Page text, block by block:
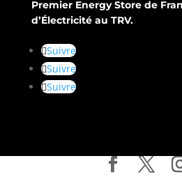
Premier Energy Store de
d’Électricité au TRV.
Suivre
Suivre
Suivre